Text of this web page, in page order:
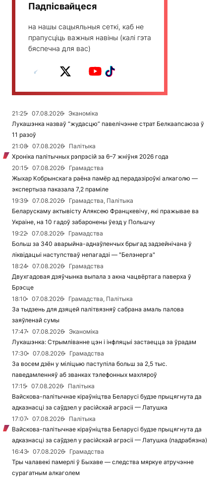
Падпісвайцеся
на нашы сацыяльныя сеткі, каб не
прапусціць важныя навіны (калі гэта
бяспечна для вас)
21:25 07.08.2026
Эканоміка
Лукашэнка назваў “жудасцю” павелічэнне страт Белкаапсаюза ў
11 разоў
21:08
07.08.2026
Палітыка
Хроніка палітычных рэпрэсій за 6–7 жніўня 2026 года
20:15
07.08.2026
Грамадства
Жыхар Кобрынскага раёна памёр ад перадазіроўкі алкаголю —
экспертыза паказала 7,2 праміле
19:39
07.08.2026
Грамадства, Палітыка
Беларускаму актывісту Аляксею Францкевічу, які пражывае ва
Украіне, на 10 гадоў забаронены ўезд у Польшчу
19:22
07.08.2026
Грамадства
Больш за 340 аварыйна-аднаўленчых брыгад задзейнічана ў
ліквідацыі наступстваў непагадзі — "Белэнерга"
18:24
07.08.2026
Грамадства
Двухгадовая дзяўчынка выпала з акна чацвёртага паверха ў
Брэсце
18:10
07.08.2026
Грамадства, Палітыка
За тыдзень для дзяцей палітвязняў сабрана амаль палова
заяўленай сумы
17:47
07.08.2026
Эканоміка
Лукашэнка: Стрымліванне цэн і інфляцыі застаецца за ўрадам
17:30
07.08.2026
Грамадства
За восем дзён у міліцыю паступіла больш за 2,5 тыс.
паведамленняў аб званках тэлефонных махляроў
17:15
07.08.2026
Палітыка
Вайскова-палітычнае кіраўніцтва Беларусі будзе прыцягнута да
адказнасці за саўдзел у расійскай агрэсіі — Латушка
17:07
07.08.2026
Палітыка
Вайскова-палітычнае кіраўніцтва Беларусі будзе прыцягнута да
адказнасці за саўдзел у расійскай агрэсіі — Латушка (падрабязна)
16:43
07.08.2026
Грамадства
Тры чалавекі памерлі ў Быхаве — следства мяркуе атручэнне
сурагатным алкаголем